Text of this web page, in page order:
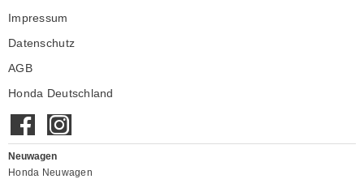
Unser Autohaus
Impressum
Datenschutz
AGB
Honda Deutschland
Neuwagen
Honda Neuwagen